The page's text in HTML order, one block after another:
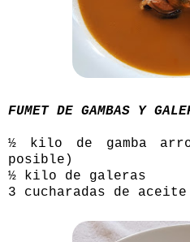
FUMET DE GAMBAS Y
½ kilo de gamba
posible)
½ kilo de galeras
3 cucharadas de